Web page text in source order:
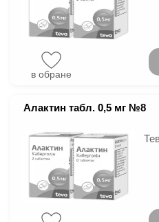
в обране
Алактин табл. 0,5 мг №8